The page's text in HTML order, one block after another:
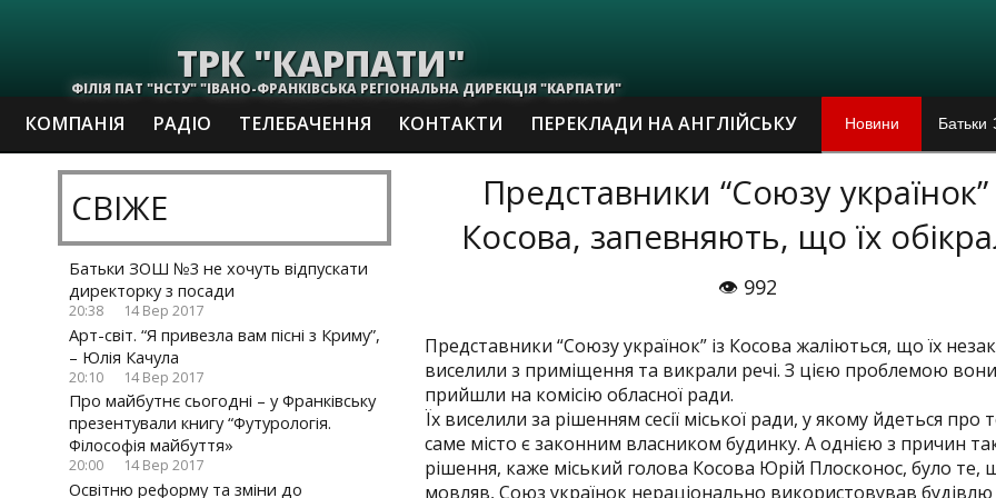
ТРК "КАРПАТИ"
ФІЛІЯ ПАТ "НСТУ" "ІВАНО-ФРАНКІВСЬКА РЕГІОНАЛЬНА ДИРЕКЦІЯ "КАРПАТИ"
КОМПАНІЯ РАДІО ТЕЛЕБАЧЕННЯ КОНТАКТИ ПЕРЕКЛАДИ НА АНГЛІЙСЬКУ Новини
Арт-
Про
«70-
У селі
СВІЖЕ
Батьки ЗОШ №3 не хочуть відпускати
директорку з посади
20:38 14 Вер 2017
Арт-світ. “Я привезла вам пісні з Криму”,
– Юлія Качула
20:10 14 Вер 2017
Про майбутнє сьогодні – у Франківську
презентували книгу “Футурологія.
Філософія майбуття»
20:00 14 Вер 2017
Освітню реформу та зміни до
Представники “Союзу українок”
Косова, запевняють, що їх
👁 992
Представники “Союзу українок” із Косова жаліються, що їх
виселили з приміщення та викрали речі. З цією проблемою вони
прийшли на комісію обласної ради.
Їх виселили за рішенням сесії міської ради, у якому йдеться про
саме місто є законним власником будинку. А однією з причин
рішення, каже міський голова Косова Юрій Плосконос, було те,
мовляв, Союз українок нераціонально використовував будівлю